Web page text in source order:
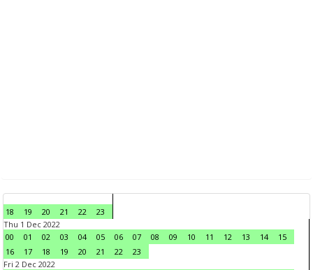
18 19 20 21 22
23
Thu 1 Dec 2022
00
01 02 03 04 05 06 07 08 09 10 11 12 13 14
15
16
17 18 19 20 21 22
23
Fri 2 Dec 2022